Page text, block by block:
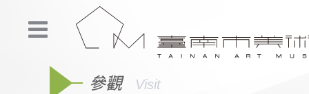
參觀 Visit